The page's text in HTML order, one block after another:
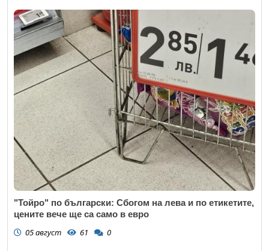
"Тойро" по български: Сбогом на лева и по етикетите,
цените вече ще са само в евро
05 август 61 0